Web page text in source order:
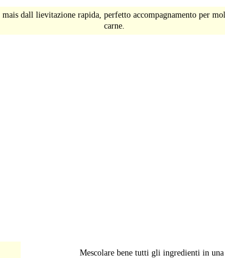
mais dall lievitazione rapida, perfetto accompagnamento per
carne.
Mescolare bene tutti gli ingredienti in una